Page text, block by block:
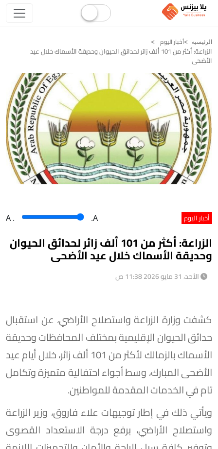
الرئيسيه أخبار اليوم
الزراعة: أكثر من 101 ألف زائر لحدائق الحيوان وحديقة الأسماك خلال عيد
الأضحى
أخبار اليوم A . .A
الزراعة: أكثر من 101 ألف زائر لحدائق الحيوان
وحديقة الأسماك خلال عيد الأضحى
الأحد، 31 مايو 2026 11:38 ص
كشفت وزارة الزراعة واستصلاح الأراضي، عن استقبال
حدائق الحيوان الإقليمية بمختلف المحافظات وحديقة
الأسماك بالزمالك لأكثر من 101 ألف زائر، خلال أيام عيد
الأضحى المبارك، وسط أجواء احتفالية متميزة وتكامل
تام في الخدمات المقدمة للمواطنين.
ويأتي ذلك في إطار توجيهات علاء فاروق، وزير الزراعة
واستصلاح الأراضي، برفع درجة الاستعداد القصوى